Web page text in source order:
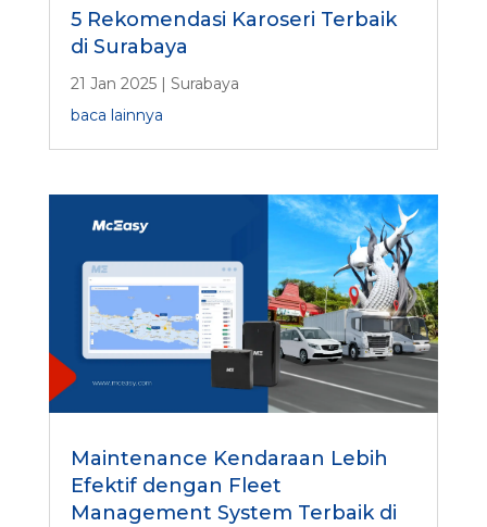
5 Rekomendasi Karoseri Terbaik
di Surabaya
21 Jan 2025| Surabaya
baca lainnya
Maintenance Kendaraan Lebih
Efektif dengan Fleet
Management System Terbaik di